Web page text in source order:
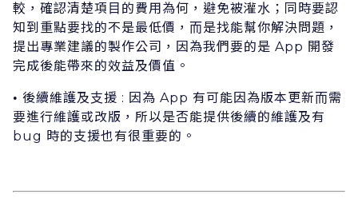
較，確認清楚項⽬的費⽤為何，避免被灌⽔；同時要認
知到重點要找的不是最低價，⽽是找能幫你解決問題，
提出專業建議的製作公司，因為我們要的是 App 開發
完成後能帶來的效益及價值。
• 後續維護及⽀援 : 因為 App 有可能因為版本更新⽽需
要進⾏維護或改版，所以是否能提供後續的維護及有
bug 時的⽀援也有很重要的。